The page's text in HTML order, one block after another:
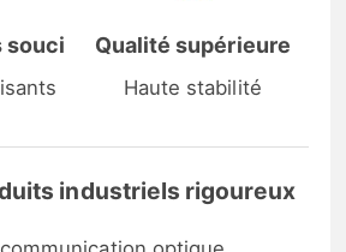
souci Qualité supérieure
Haute stabilité
industriels rigoureux